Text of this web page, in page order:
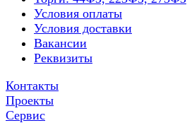
Условия оплаты
Условия доставки
Вакансии
Реквизиты
Контакты
Проекты
Сервис